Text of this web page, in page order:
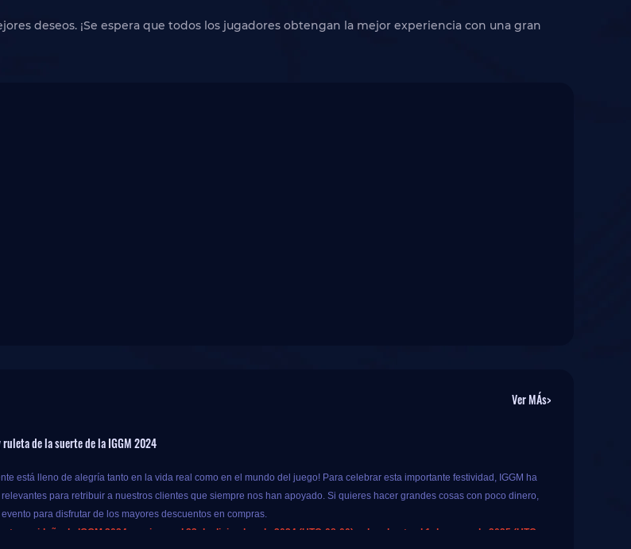
deseos. ¡Se espera que todos los jugadores obtengan la mejor experiencia con una gran
Ver MÁs>
de la suerte de la IGGM 2024
está lleno de alegría tanto en la vida real como en el mundo del juego! Para celebrar esta importante festividad, IGGM ha
para retribuir a nuestros clientes que siempre nos han apoyado. Si quieres hacer grandes cosas con poco dinero,
para disfrutar de los mayores descuentos en compras.
navideña de IGGM 2024 comienza el 23 de diciembre de 2024 (UTC-08:00) y dura hasta el 1 de enero de 2025 (UTC-